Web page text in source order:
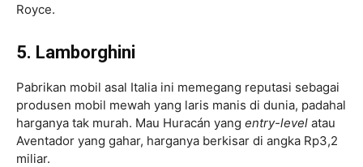
Royce.
5. Lamborghini
Pabrikan mobil asal Italia ini memegang reputasi sebagai
produsen mobil mewah yang laris manis di dunia, padahal
harganya tak murah. Mau Huracán yang entry-level atau
Aventador yang gahar, harganya berkisar di angka Rp3,2
miliar.